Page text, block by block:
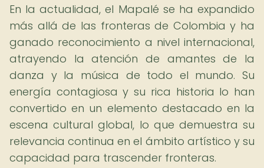
En la actualidad, el Mapalé se ha expandido
más allá de las fronteras de Colombia y ha
ganado reconocimiento a nivel internacional,
atrayendo la atención de amantes de la
danza y la música de todo el mundo. Su
energía contagiosa y su rica historia lo han
convertido en un elemento destacado en la
escena cultural global, lo que demuestra su
relevancia continua en el ámbito artístico y su
capacidad para trascender fronteras.